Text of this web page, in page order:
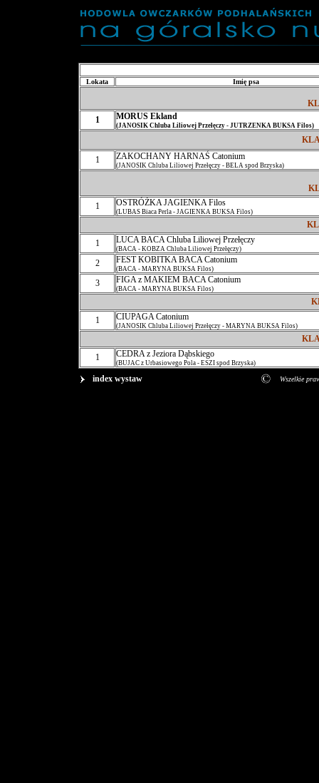
Lokata Imię psa
1
MORUS Ekland
(JANOSIK Chluba Liliowej Przełęczy - JUTRZENKA BUKSA Filos)
1
ZAKOCHANY HARNAŚ Catonium
(JANOSIK Chluba Liliowej Przełęczy - BELA spod Brzyska)
1
OSTRÓŻKA JAGIENKA Filos
(LUBAS Biaca Perla - JAGIENKA BUKSA Filos)
1
LUCA BACA Chluba Liliowej Przełęczy
(BACA - KOBZA Chluba Liliowej Przełęczy)
2 FEST KOBITKA BACA Catonium
(BACA - MARYNA BUKSA Filos)
3 FIGA z MAKIEM BACA Catonium
(BACA - MARYNA BUKSA Filos)
1
CIUPAGA Catonium
(JANOSIK Chluba Liliowej Przełęczy - MARYNA BUKSA Filos)
1
CEDRA z Jeziora Dąbskiego
(BUJAC z Urbasiowego Pola - ESZI spod Brzyska)
index wystaw Wszelkie